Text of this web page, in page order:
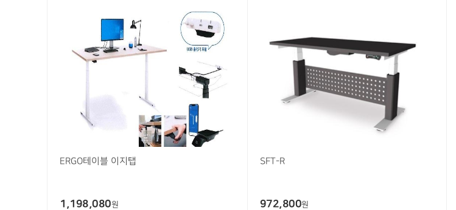
ERGO테이블 이지탭
1,198,080원
SFT-R
972,800원